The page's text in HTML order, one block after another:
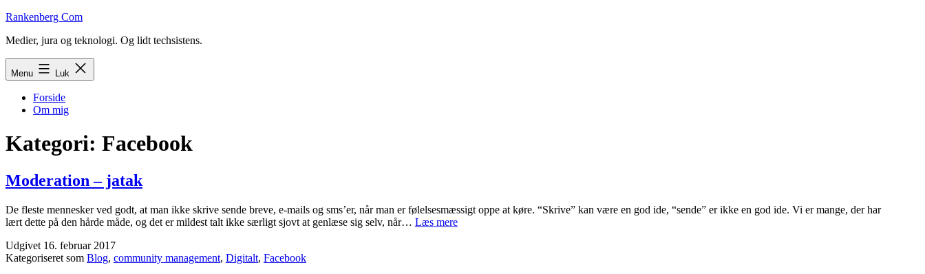
Fortsæt
indhold
Rankenberg Com
Medier, jura og teknologi. Og lidt techsistens.
Menu Luk
Forside
Om mig
Kategori: Facebook
Moderation – jatak
De fleste mennesker ved godt, at man ikke skrive sende breve, e-mails og sms’er, når man er følelsesmæssigt oppe at køre. “Skrive” kan være en god ide, “sende” er ikke en god ide. Vi er mange, der har
lært dette på den hårde måde, og det er mildest talt ikke særligt sjovt at genlæse sig selv, når… Læs mereModeration
Udgivet 16. februar 2017
Kategoriseret som Blog, community management, Digitalt, Facebook